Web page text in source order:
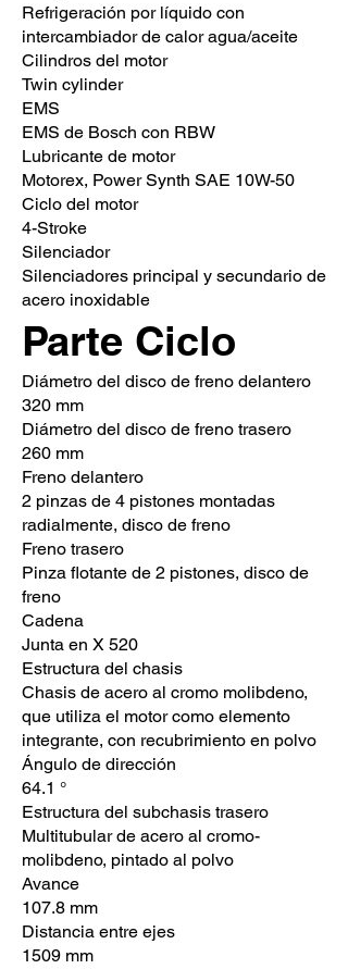
Refrigeración por líquido con
intercambiador de calor agua/aceite
Cilindros del motor
Twin cylinder
EMS
EMS de Bosch con RBW
Lubricante de motor
Motorex, Power Synth SAE 10W-50
Ciclo del motor
4-Stroke
Silenciador
Silenciadores principal y secundario de
acero inoxidable
Parte Ciclo
Diámetro del disco de freno delantero
320 mm
Diámetro del disco de freno trasero
260 mm
Freno delantero
2 pinzas de 4 pistones montadas
radialmente, disco de freno
Freno trasero
Pinza flotante de 2 pistones, disco de
freno
Cadena
Junta en X 520
Estructura del chasis
Chasis de acero al cromo molibdeno,
que utiliza el motor como elemento
integrante, con recubrimiento en polvo
Ángulo de dirección
64.1 °
Estructura del subchasis trasero
Multitubular de acero al cromo-
molibdeno, pintado al polvo
Avance
107.8 mm
Distancia entre ejes
1509 mm